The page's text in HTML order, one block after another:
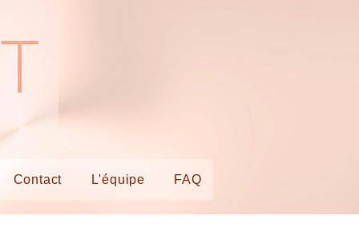
Contact L'équipe FAQ